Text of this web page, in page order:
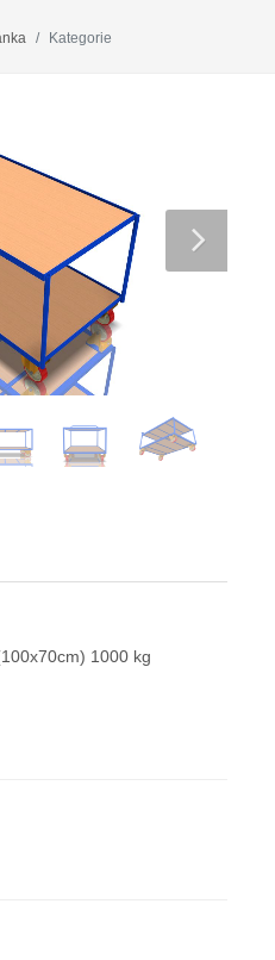
Kategorie
1000 kg